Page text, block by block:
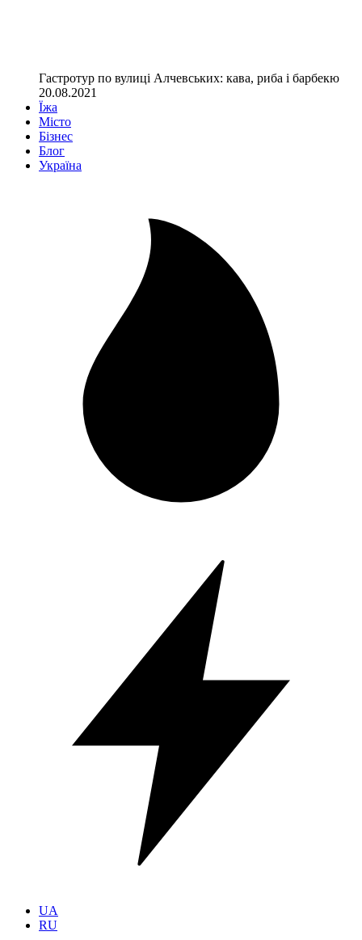
Гастротур по вулиці Алчевських: кава, риба і барбекю
20.08.2021
Їжа
Місто
Бізнес
Блог
Україна
UA
RU